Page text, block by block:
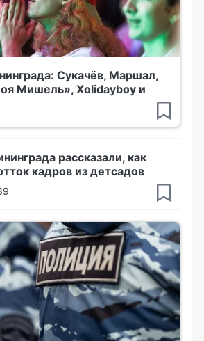
Сукачёв, Маршал,
Мишель», Xolidayboy и
рассказали, как
кадров из детсадов